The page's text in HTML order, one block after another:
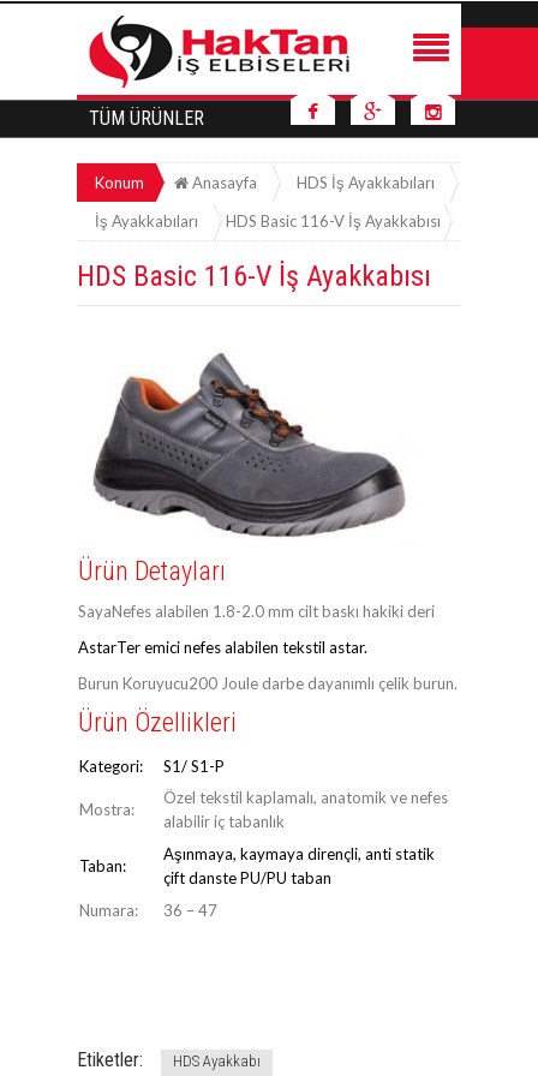
TÜM ÜRÜNLER
Konum Anasayfa
HDS İş Ayakkabıları
İş Ayakkabıları
HDS Basic 116-V İş Ayakkabısı
HDS Basic 116-V İş Ayakkabısı
Ürün Detayları
SayaNefes alabilen 1.8-2.0 mm cilt baskı hakiki deri
AstarTer emici nefes alabilen tekstil astar.
Burun Koruyucu200 Joule darbe dayanımlı çelik burun.
Ürün Özellikleri
Kategori: S1/ S1-P
Mostra:
Özel tekstil kaplamalı, anatomik ve nefes
alabilir iç tabanlık
Taban:
Aşınmaya, kaymaya dirençli, anti statik
çift danste PU/PU taban
Numara:
36 – 47
Etiketler: HDS Ayakkabı